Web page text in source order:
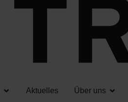
Aktuelles Über uns